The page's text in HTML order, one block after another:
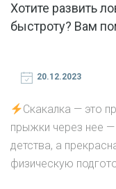
Хотите развить
быстроту? Вам
20.12.2023
Скакалка — это
прыжки через нее
детства, а
физическую